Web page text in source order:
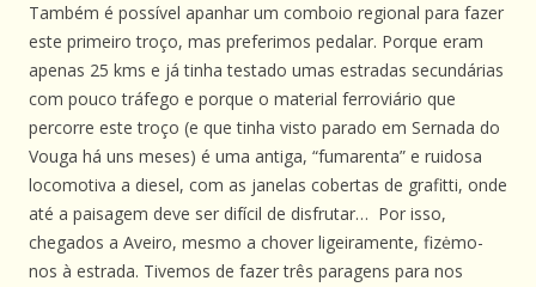
Também é possível apanhar um comboio regional para fazer
este primeiro troço, mas preferimos pedalar. Porque eram
apenas 25 kms e já tinha testado umas estradas secundárias
com pouco tráfego e porque o material ferroviário que
percorre este troço (e que tinha visto parado em Sernada do
Vouga há uns meses) é uma antiga, “fumarenta” e ruidosa
locomotiva a diesel, com as janelas cobertas de grafitti, onde
até a paisagem deve ser difícil de disfrutar… Por isso,
chegados a Aveiro, mesmo a chover ligeiramente, fizėmo-
nos à estrada. Tivemos de fazer três paragens para nos